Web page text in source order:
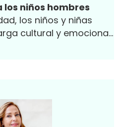
los niños hombres
los niños y niñas
cultural y emocional
cómo abordamos la
socioemocional.